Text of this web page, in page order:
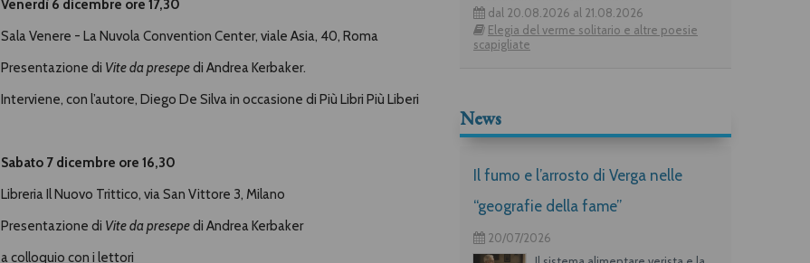
Venerdì 6 dicembre ore 17,30
Sala Venere - La Nuvola Convention Center, viale Asia, 40, Roma
Presentazione di Vite da presepedi Andrea Kerbaker.
Interviene, con l’autore, Diego De Silva in occasione di Più Libri Più Liberi
Sabato 7 dicembre ore 16,30
Libreria Il Nuovo Trittico, via San Vittore 3, Milano
Presentazione di Vite da presepedi Andrea Kerbaker
a colloquio con i lettori
dal 20.08.2026 al 21.08.2026
Elegia del verme solitario e altre poesie
scapigliate
News
Il fumo e l’arrosto di Verga nelle
“geografie della fame”
20/07/2026